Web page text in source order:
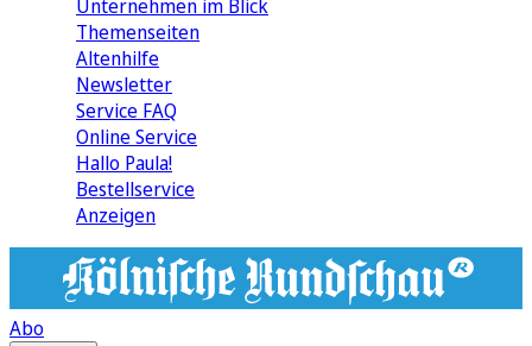
Unternehmen im Blick
Themenseiten
Altenhilfe
Newsletter
Service FAQ
Online Service
Hallo Paula!
Bestellservice
Anzeigen
Abo